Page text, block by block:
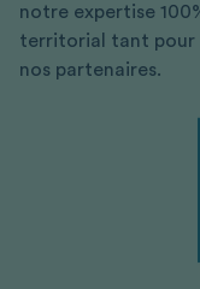
notre expertise
territorial tant pour
nos partenaires.